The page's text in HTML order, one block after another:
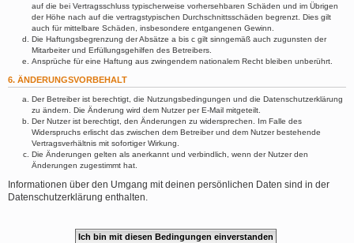
auf die bei Vertragsschluss typischerweise vorhersehbaren Schäden und im Übrigen
der Höhe nach auf die vertragstypischen Durchschnittsschäden begrenzt. Dies gilt
auch für mittelbare Schäden, insbesondere entgangenen Gewinn.
Die Haftungsbegrenzung der Absätze a bis c gilt sinngemäß auch zugunsten der
Mitarbeiter und Erfüllungsgehilfen des Betreibers.
Ansprüche für eine Haftung aus zwingendem nationalem Recht bleiben unberührt.
6. ÄNDERUNGSVORBEHALT
Der Betreiber ist berechtigt, die Nutzungsbedingungen und die Datenschutzerklärung
zu ändern. Die Änderung wird dem Nutzer per E-Mail mitgeteilt.
Der Nutzer ist berechtigt, den Änderungen zu widersprechen. Im Falle des
Widerspruchs erlischt das zwischen dem Betreiber und dem Nutzer bestehende
Vertragsverhältnis mit sofortiger Wirkung.
Die Änderungen gelten als anerkannt und verbindlich, wenn der Nutzer den
Änderungen zugestimmt hat.
Informationen über den Umgang mit deinen persönlichen Daten sind in der
Datenschutzerklärung enthalten.